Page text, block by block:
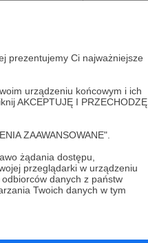
prezentujemy Ci najważniejsze
urządzeniu końcowym i ich
AKCEPTUJĘ I PRZECHODZĘ
ZAAWANSOWANE".
żądania dostępu,
przeglądarki w urządzeniu
danych z państw
Twoich danych w tym